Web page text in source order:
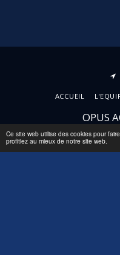
Ce site web utilise des cookies pour
profitiez au mieux de notre site web.
OPUS
Droits d'auteur
Conditions
ACCUEIL